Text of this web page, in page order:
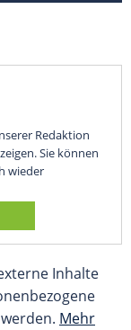
Redaktion
Sie können
wieder
Inhalte
Mehr